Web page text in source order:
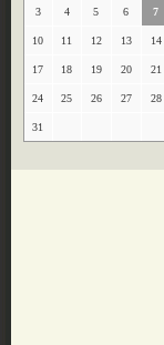
3 4 5 6 7
10 11 12 13 14
17 18 19 20 21
24 25 26 27 28
31